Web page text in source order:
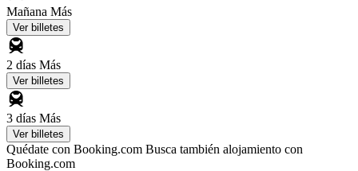
Mañana Más
Ver billetes
2 días Más
Ver billetes
3 días Más
Ver billetes
Quédate con Booking.com Busca también alojamiento con
Booking.com